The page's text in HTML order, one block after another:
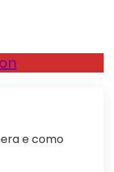
e como